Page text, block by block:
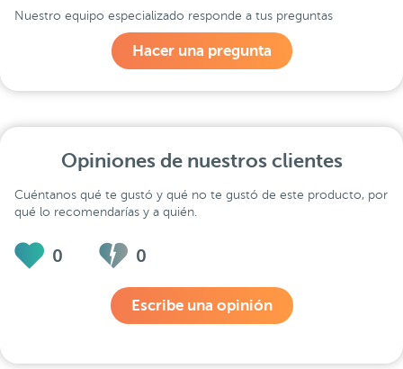
Nuestro equipo especializado responde a tus preguntas
Hacer una pregunta
Opiniones de nuestros clientes
Cuéntanos qué te gustó y qué no te gustó de este producto, por
qué lo recomendarías y a quién.
0 0
Escribe una opinión